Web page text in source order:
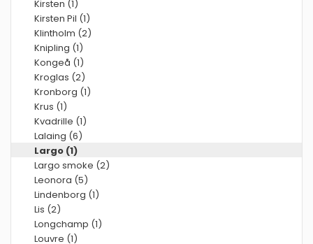
Kirsten (1)
Kirsten Pil (1)
Klintholm (2)
Knipling (1)
Kongeå (1)
Kroglas (2)
Kronborg (1)
Krus (1)
Kvadrille (1)
Lalaing (6)
Largo (1)
Largo smoke (2)
Leonora (5)
Lindenborg (1)
Lis (2)
Longchamp (1)
Louvre (1)